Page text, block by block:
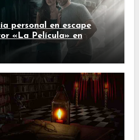
personal en escape
«La Película» en